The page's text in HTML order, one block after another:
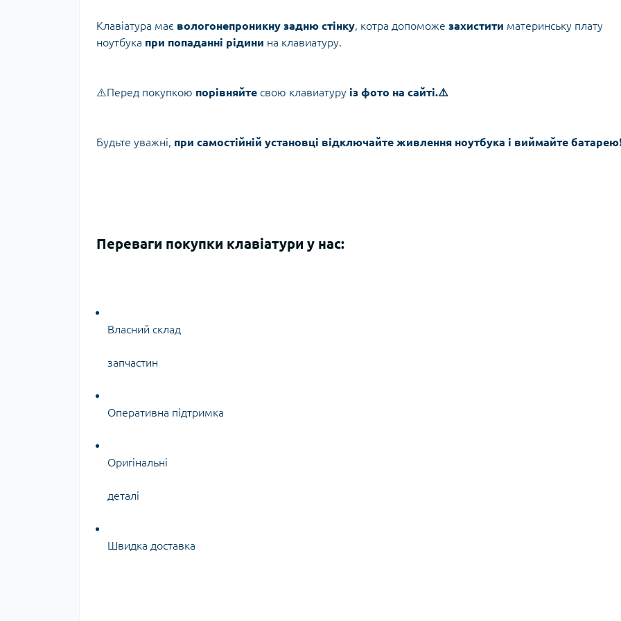
Клавіатура має вологонепроникну задню стінку, котра допоможе захистити материнську плату
ноутбука при попаданні рідини на клавиатуру.
⚠️Перед покупкою порівняйте свою клавиатуру із фото на сайті.⚠️
Будьте уважні, при самостійній установці відключайте живлення ноутбука і виймайте батарею
Переваги покупки клавіатури у нас:
Власний склад
запчастин
Оперативна підтримка
Оригінальні
деталі
Швидка доставка